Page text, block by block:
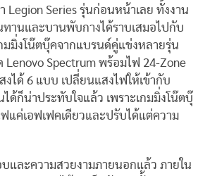
Legion Series รุ่นก่อนหน้าเลย ทั้งงาน
านและบานพับกางได้ราบเสมอไปกับ
มมิ่งโน๊ตบุ๊คจากแบรนด์คู่แข่งหลายรุ่น
Spectrum พร้อมไฟ 24-Zone
งได้ 6 แบบ เปลี่ยนแสงไฟให้เข้ากับ
ด้ก็น่าประทับใจแล้ว เพราะเกมมิ่งโน๊ตบุ๊
แค่เอฟเฟคเดียวและปรับได้แต่ความ
และความสวยงามภายนอกแล้ว ภายใน